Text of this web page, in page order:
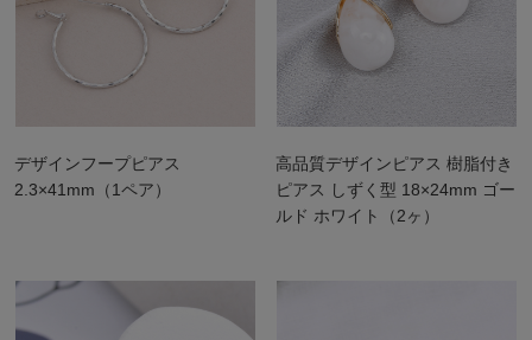
デザインフープピアス
2.3×41mm（1ペア）
高品質デザインピアス 樹脂付き
ピアス しずく型 18×24mm ゴー
ルド ホワイト（2ヶ）